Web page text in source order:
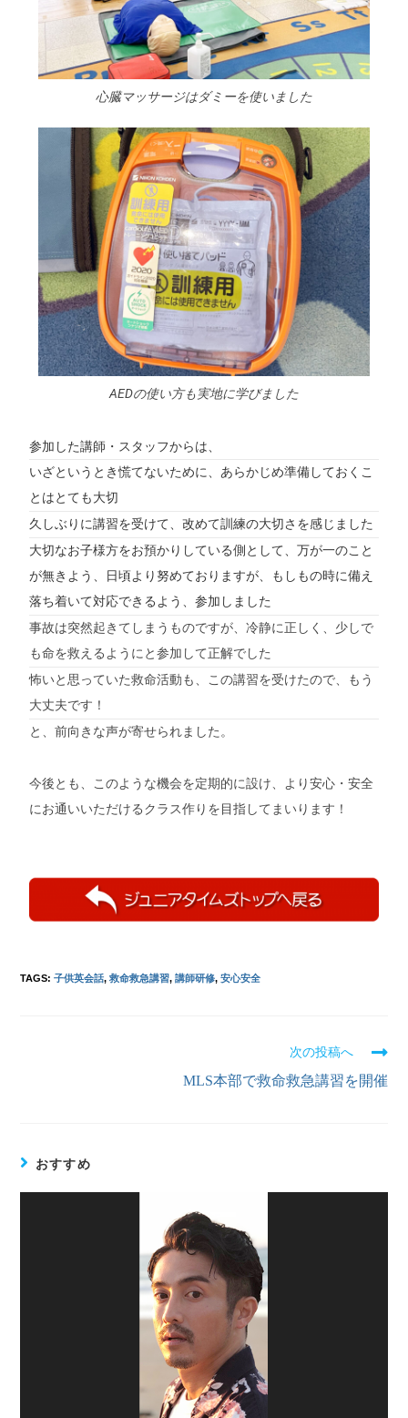
心臓マッサージはダミーを使いました
AEDの使い方も実地に学びました
参加した講師・スタッフからは、
いざというとき慌てないために、あらかじめ準備しておくこ
とはとても大切
久しぶりに講習を受けて、改めて訓練の大切さを感じました
大切なお子様方をお預かりしている側として、万が一のこと
が無きよう、日頃より努めておりますが、もしもの時に備え
落ち着いて対応できるよう、参加しました
事故は突然起きてしまうものですが、冷静に正しく、少しで
も命を救えるようにと参加して正解でした
怖いと思っていた救命活動も、この講習を受けたので、もう
大丈夫です！
と、前向きな声が寄せられました。
今後とも、このような機会を定期的に設け、より安心・安全
にお通いいただけるクラス作りを目指してまいります！
TAGS:子供英会話, 救命救急講習, 講師研修, 安心安全
次の投稿へ
MLS本部で救命救急講習を開催
おすすめ